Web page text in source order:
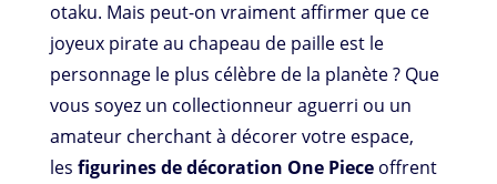
otaku. Mais peut-on vraiment affirmer que ce
joyeux pirate au chapeau de paille est le
personnage le plus célèbre de la planète ? Que
vous soyez un collectionneur aguerri ou un
amateur cherchant à décorer votre espace,
les figurines de décoration One Pieceoffrent